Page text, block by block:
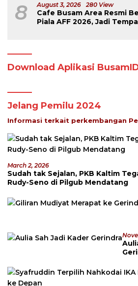
8 August 3, 2026 280 View
Cafe Busam Area Resmi
Piala AFF 2026, Jadi
Download Aplikasi
Jelang Pemilu 2024
Informasi terkait perkembangan
March 2, 2026
Sudah tak Sejalan, PKB Kaltim
Rudy-Seno di Pilgub Mendatang